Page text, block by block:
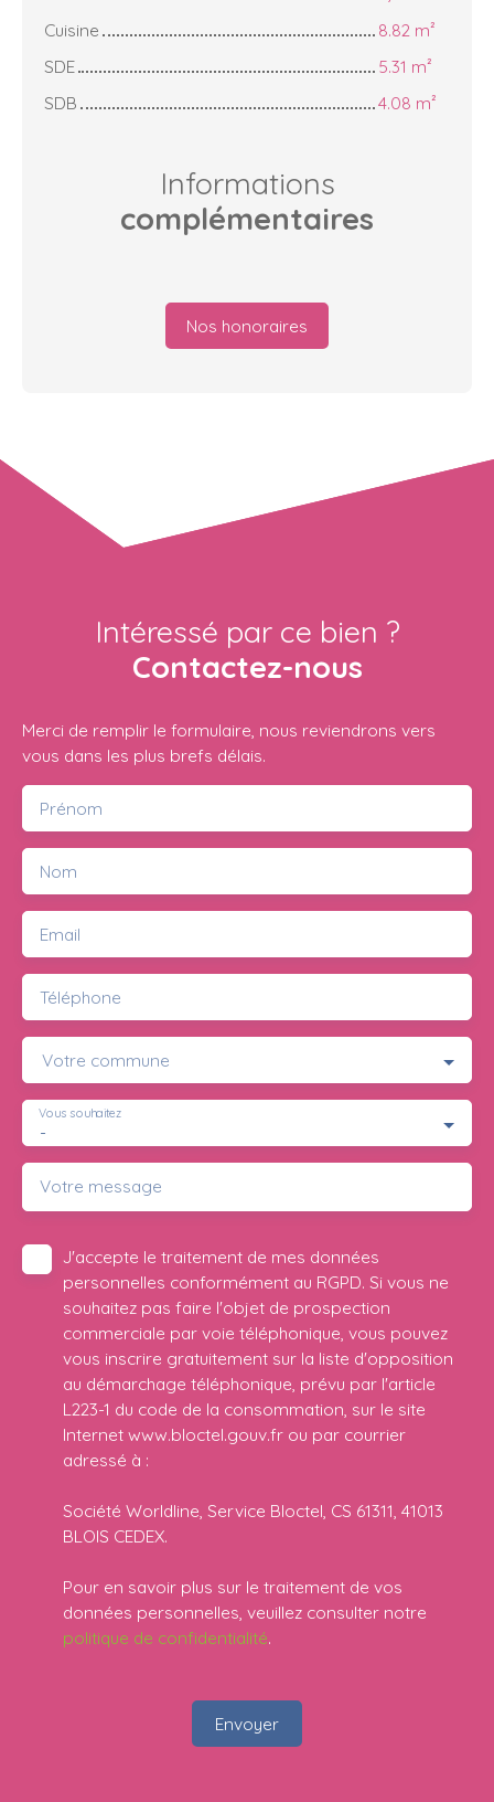
Cuisine
8.82 m²
SDE
5.31 m²
SDB
4.08 m²
Informations
complémentaires
Nos honoraires
Intéressé par ce bien ?
Contactez-nous
Merci de remplir le formulaire, nous reviendrons vers
vous dans les plus brefs délais.
Prénom
Nom
Email
Téléphone
Votre commune
-
Vous souhaitez
Votre message
J'accepte le traitement de mes données
personnelles conformément au RGPD. Si vous ne
souhaitez pas faire l'objet de prospection
commerciale par voie téléphonique, vous pouvez
vous inscrire gratuitement sur la liste d'opposition
au démarchage téléphonique, prévu par l'article
L223-1 du code de la consommation, sur le site
Internet www.bloctel.gouv.fr ou par courrier
adressé à :
Société Worldline, Service Bloctel, CS 61311, 41013
BLOIS CEDEX.
Pour en savoir plus sur le traitement de vos
données personnelles, veuillez consulter notre
politique de confidentialité.
Envoyer